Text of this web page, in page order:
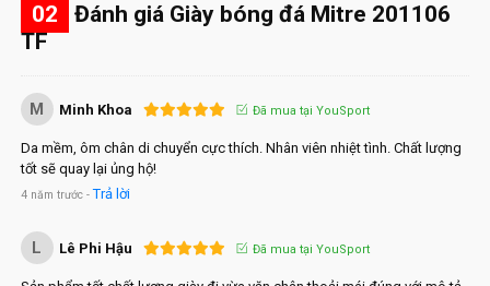
02
Đánh giá Giày bóng đá Mitre 201106
TF
M Minh Khoa Đã mua tại YouSport
Da mềm, ôm chân di chuyển cực thích. Nhân viên nhiệt tình. Chất lượng
tốt sẽ quay lại ủng hộ!
4 năm trước -Trả lời
L Lê Phi Hậu Đã mua tại YouSport